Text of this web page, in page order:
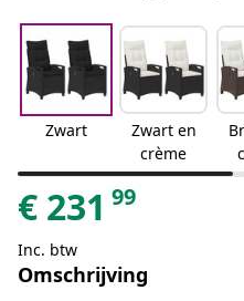
Zwart
Zwart en
crème
€ 231 99
Inc. btw
Omschrijving